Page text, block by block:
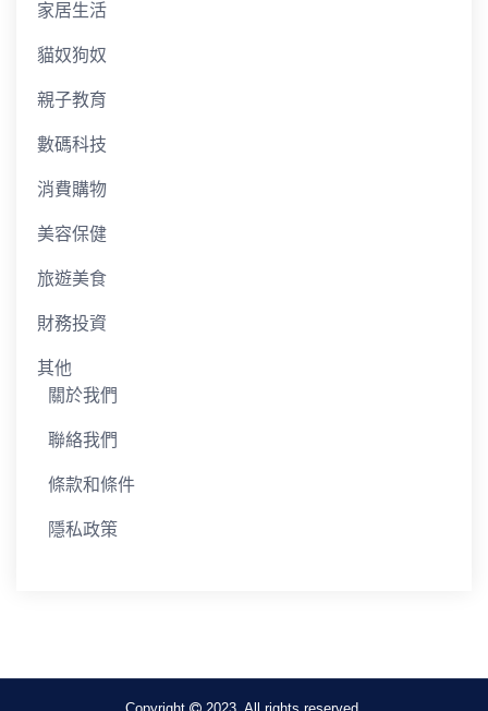
家居生活
貓奴狗奴
親子教育
數碼科技
消費購物
美容保健
旅遊美食
財務投資
其他
關於我們
聯絡我們
條款和條件
隱私政策